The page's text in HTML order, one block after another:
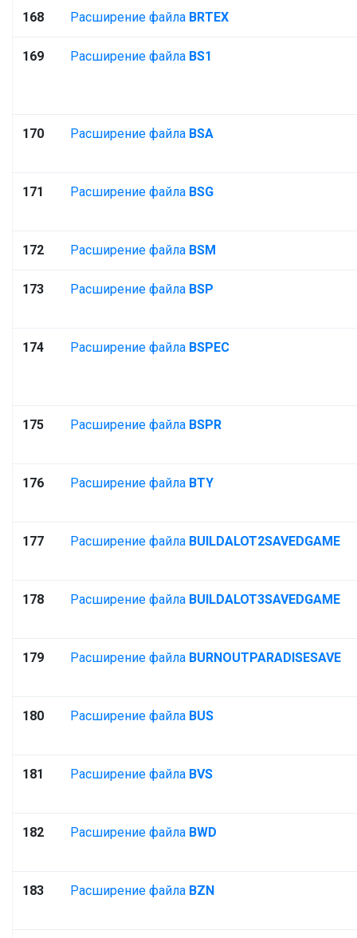
168 Расширение файла BRTEX
169 Расширение файла BS1
170 Расширение файла BSA
171 Расширение файла BSG
172 Расширение файла BSM
173 Расширение файла BSP
174 Расширение файла BSPEC
175 Расширение файла BSPR
176 Расширение файла BTY
177 Расширение файла BUILDALOT2SAVEDGAME
178 Расширение файла BUILDALOT3SAVEDGAME
179 Расширение файла BURNOUTPARADISESAVE
180 Расширение файла BUS
181 Расширение файла BVS
182 Расширение файла BWD
183 Расширение файла BZN